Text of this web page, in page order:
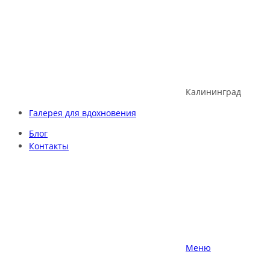
Калининград
Галерея для вдохновения
Блог
Контакты
Меню